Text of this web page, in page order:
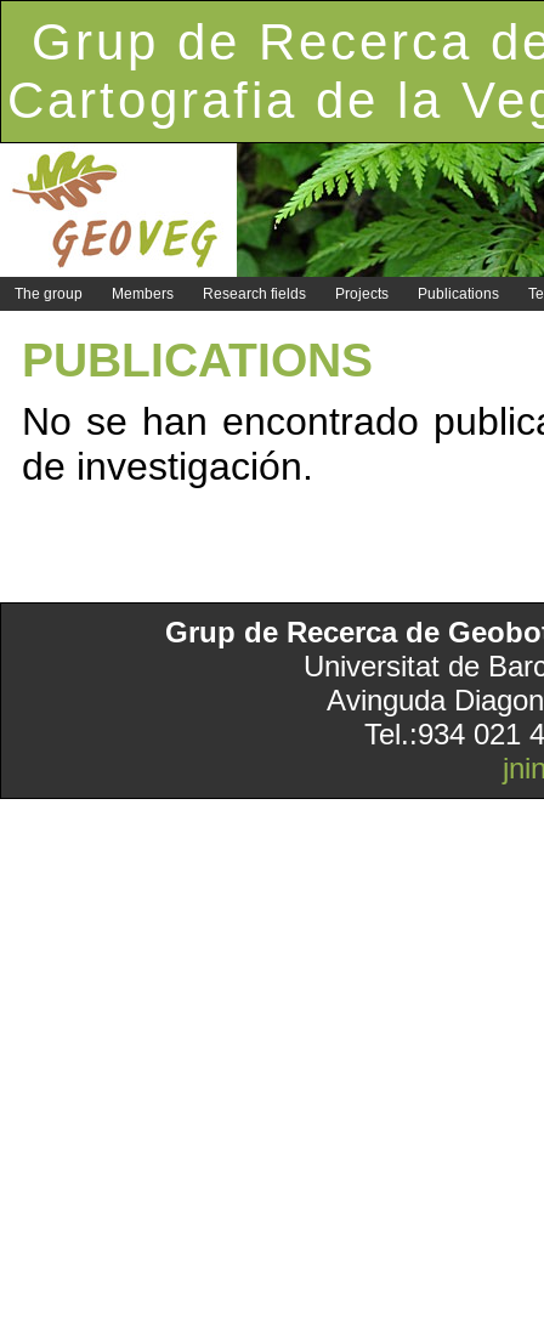
Grup de Recerca
Cartografia de la
The group Members Research fields Projects Publications
PUBLICATIONS
No se han encontrado
de investigación.
Grup de Recerca de
Universitat de
Avinguda
Tel.:934 021